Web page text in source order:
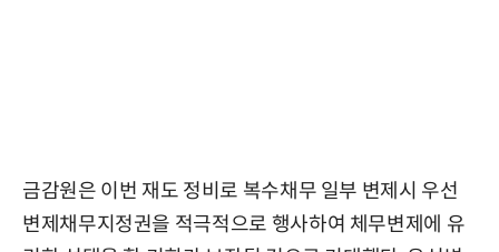
금감원은 이번 재도 정비로 복수채무 일부 변제시 우선
변제채무지정권을 적극적으로 행사하여 체무변제에 유